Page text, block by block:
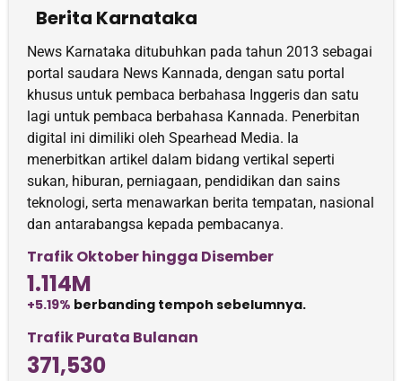
Berita Karnataka
News Karnataka ditubuhkan pada tahun 2013 sebagai
portal saudara News Kannada, dengan satu portal
khusus untuk pembaca berbahasa Inggeris dan satu
lagi untuk pembaca berbahasa Kannada. Penerbitan
digital ini dimiliki oleh Spearhead Media. Ia
menerbitkan artikel dalam bidang vertikal seperti
sukan, hiburan, perniagaan, pendidikan dan sains
teknologi, serta menawarkan berita tempatan, nasional
dan antarabangsa kepada pembacanya.
Trafik Oktober hingga Disember
1.114M
+5.19% berbanding tempoh sebelumnya.
Trafik Purata Bulanan
371,530